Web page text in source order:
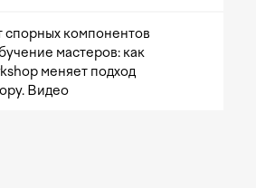
спорных компонентов
мастеров: как
меняет подход
Видео